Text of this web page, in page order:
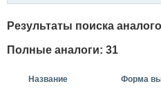
Результаты поиска
Полные аналоги: 31
Название Форма